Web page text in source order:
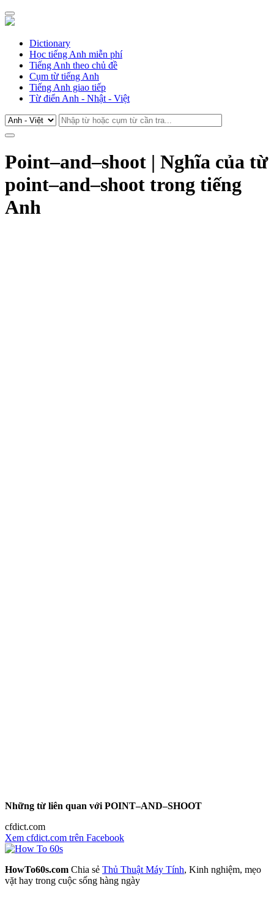
Dictionary
Học tiếng Anh miễn phí
Tiếng Anh theo chủ đề
Cụm từ tiếng Anh
Tiếng Anh giao tiếp
Từ điển Anh - Nhật - Việt
Point–and–shoot | Nghĩa của từ
point–and–shoot trong tiếng
Anh
Những từ liên quan với POINT–AND–SHOOT
cfdict.com
Xem cfdict.com trên Facebook
HowTo60s.com Chia sẻ Thủ Thuật Máy Tính, Kinh nghiệm, mẹo
vặt hay trong cuộc sống hàng ngày